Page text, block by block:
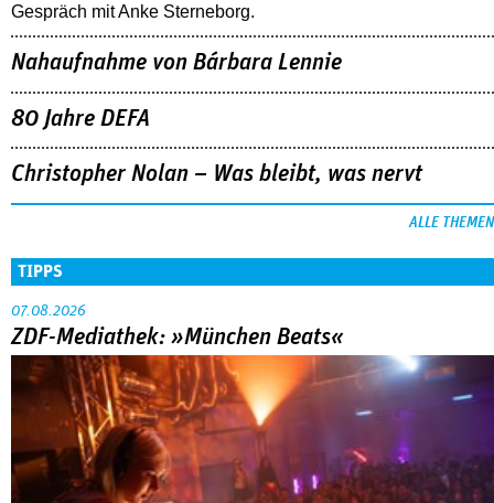
Gespräch mit Anke Sterneborg.
Nahaufnahme von Bárbara Lennie
80 Jahre DEFA
Christopher Nolan – Was bleibt, was nervt
ALLE THEMEN
TIPPS
07.08.2026
ZDF-Mediathek: »München Beats«